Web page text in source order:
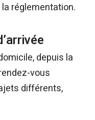
réglementation.
depuis la
vous
différents,